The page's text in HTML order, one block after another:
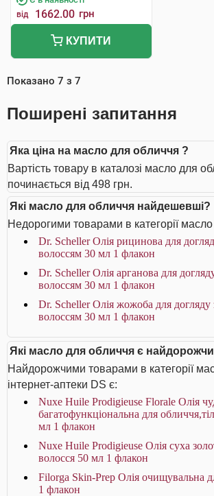
від 1662.00 грн
КУПИТИ
Показано 7 з 7
Поширені запитання
Яка ціна на масло для обличчя ?
Вартість товару в каталозі масло для
починається від 498 грн.
Які масло для обличчя найдешевші?
Недорогими товарами в категорії
Dr. Scheller Олія рицинова для
волоссям 30 мл 1 флакон
Dr. Scheller Олія арганова для
волоссям 30 мл 1 флакон
Dr. Scheller Олія жожоба для догляду
волоссям 30 мл 1 флакон
Які масло для обличчя є
Найдорожчими товарами в категорії
інтернет-аптеки DS є:
Nuxe Huile Prodigieuse Florale Олія
багатофункціональна для
мл 1 флакон
Nuxe Huile Prodigieuse Олія суха
волосся 50 мл 1 флакон
Filorga Skin-Prep Олія очищувальна
1 флакон